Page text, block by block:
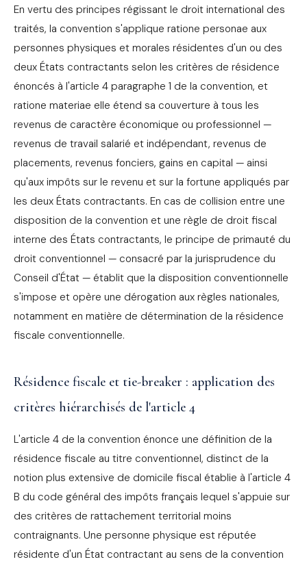
En vertu des principes régissant le droit international des
traités, la convention s'applique ratione personae aux
personnes physiques et morales résidentes d'un ou des
deux États contractants selon les critères de résidence
énoncés à l'article 4 paragraphe 1 de la convention, et
ratione materiae elle étend sa couverture à tous les
revenus de caractère économique ou professionnel —
revenus de travail salarié et indépendant, revenus de
placements, revenus fonciers, gains en capital — ainsi
qu'aux impôts sur le revenu et sur la fortune appliqués par
les deux États contractants. En cas de collision entre une
disposition de la convention et une règle de droit fiscal
interne des États contractants, le principe de primauté du
droit conventionnel — consacré par la jurisprudence du
Conseil d'État — établit que la disposition conventionnelle
s'impose et opère une dérogation aux règles nationales,
notamment en matière de détermination de la résidence
fiscale conventionnelle.
Résidence fiscale et tie-breaker : application des
critères hiérarchisés de l'article 4
L'article 4 de la convention énonce une définition de la
résidence fiscale au titre conventionnel, distinct de la
notion plus extensive de domicile fiscal établie à l'article 4
B du code général des impôts français lequel s'appuie sur
des critères de rattachement territorial moins
contraignants. Une personne physique est réputée
résidente d'un État contractant au sens de la convention